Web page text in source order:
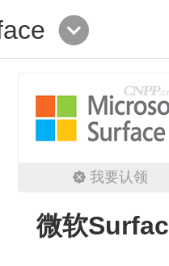
我要认领
微软